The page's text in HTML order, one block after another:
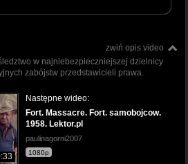
zwiń opis video
w najniebezpieczniejszej dzielnicy
zabójstw przedstawicieli prawa.
Następne wideo:
Fort. Massacre. Fort. samobojcow.
1958. Lektor.pl
paulinagorni2007
1080p